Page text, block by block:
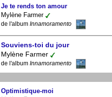
Je te rends ton amour
Mylène Farmer
de l'album Innamoramento
Souviens-toi du jour
Mylène Farmer
de l'album Innamoramento
Optimistique-moi